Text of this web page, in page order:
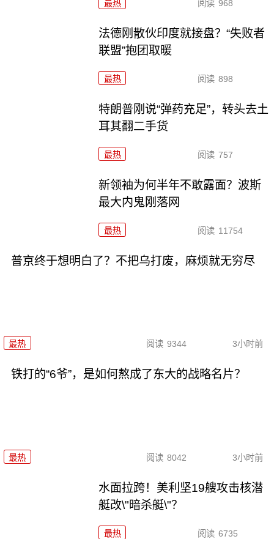
最热 阅读 968
法德刚散伙印度就接盘？“失败者
联盟”抱团取暖
最热 阅读 898
特朗普刚说“弹药充足”，转头去土
耳其翻二手货
最热 阅读 757
新领袖为何半年不敢露面？波斯
最大内鬼刚落网
最热 阅读 11754
普京终于想明白了？不把乌打废，麻烦就无穷尽
最热 阅读 9344 3小时前
铁打的“6爷”，是如何熬成了东大的战略名片？
最热 阅读 8042 3小时前
水面拉跨！美利坚19艘攻击核潜
艇改\"暗杀艇\"？
最热 阅读 6735